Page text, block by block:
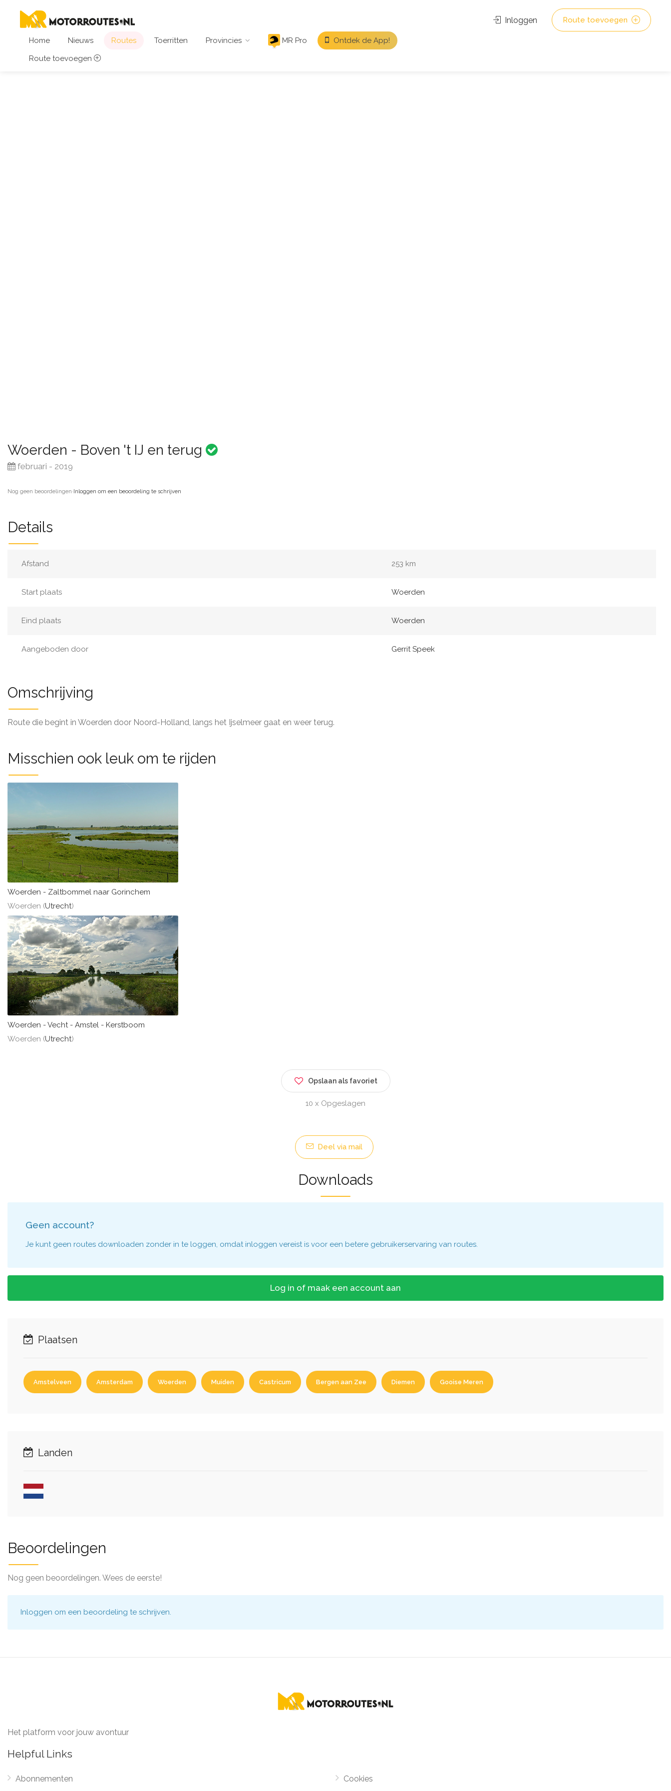
Home Nieuws Routes Toerritten Provincies MR Pro
Ontdek de App!
Route toevoegen
Inloggen Route toevoegen
Woerden - Boven 't IJ en terug
februari - 2019
Nog geen beoordelingen·Inloggen om een beoordeling te schrijven
Details
Afstand 253 km
Start plaats Woerden
Eind plaats Woerden
Aangeboden door Gerrit Speek
Omschrijving
Route die begint in Woerden door Noord-Holland, langs het Ijselmeer gaat en weer terug.
Misschien ook leuk om te rijden
Woerden - Zaltbommel naar Gorinchem
Woerden (Utrecht)
Woerden - Vecht - Amstel - Kerstboom
Woerden (Utrecht)
Opslaan als favoriet
10 x Opgeslagen
Deel via mail
Downloads
Geen account?
Je kunt geen routes downloaden zonder in te loggen, omdat inloggen vereist is voor een betere gebruikerservaring van routes.
Log in of maak een account aan
Plaatsen
Amstelveen Amsterdam Woerden Muiden Castricum Bergen aan Zee Diemen Gooise Meren
Landen
Beoordelingen
Nog geen beoordelingen. Wees de eerste!
Inloggen om een beoordeling te schrijven.
Het platform voor jouw avontuur
Helpful Links
Abonnementen
Cookies